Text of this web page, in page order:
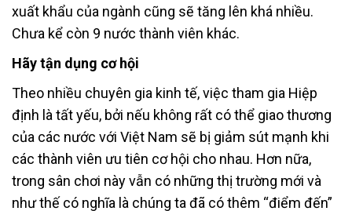
xuất khẩu của ngành cũng sẽ tăng lên khá nhiều.
Chưa kể còn 9 nước thành viên khác.
Hãy tận dụng cơ hội
Theo nhiều chuyên gia kinh tế, việc tham gia Hiệp
định là tất yếu, bởi nếu không rất có thể giao thương
của các nước với Việt Nam sẽ bị giảm sút mạnh khi
các thành viên ưu tiên cơ hội cho nhau. Hơn nữa,
trong sân chơi này vẫn có những thị trường mới và
như thế có nghĩa là chúng ta đã có thêm “điểm đến”